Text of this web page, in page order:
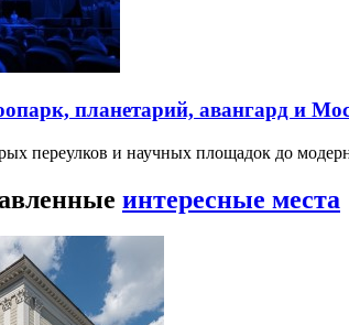
планетарий, авангард и
переулков и научных площадок до
интересные места